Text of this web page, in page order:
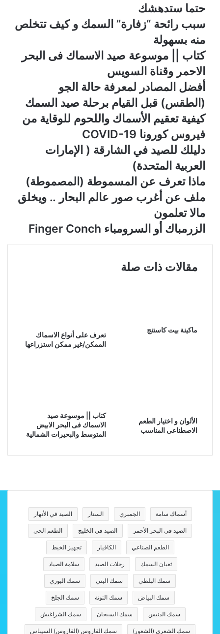
حتما ستدهشك
سبب رائحة “زفارة” السمك و كيف تتخلص
منه بسهولة
كتاب || موسوعة صيد الاسماك فى البحر
الاحمر وقناة السويس
أفضل المصادر لمعرفة حالة الجو
(الطقس) قبل القيام برحلة صيد السمك
كيفية تعقيم الأسماك واللحوم للوقاية من
فيروس كورونا COVID-19
دليلك للصيد في الشارقة ( الإمارات
العربية المتحدة)
ماذا تعرف عن المسموطة (المصموطة)
ملف عن أغرب صور عالم البحار .. ويخلق
مالا تعلمون
الزرمباك أو السرومباء Finger Conch
مقالات ذات صلة
تعرف على أنواع الاسماك
الممكن/غير ممكن استزراعها
ماكينة بيت كاستنج
كتاب || موسوعة صيد
الاسماك فى البحر الابيض
المتوسط والبحيرات الشمالية
الألوان و اختيار الطعم
الاصطناعى المناسب
أسماك سامة الجمبري السنار الصيد في الأنهار
الصيد في البحر الأحمر الصيد في الخليج الطعم الحي
الطعم الصناعي الكافيار تجهيز الخيط
ثعبان السمك رحلات الصيد سلامة الصياد
سمك البلطي سمك البني سمك البوري
سمك البياض سمك التونة سمك الجلخ
سمك الدنيس سمك السيجان سمك الشراغيش
سمك الشعري (الشعور) سمك القاروس (القاروس) السيباس